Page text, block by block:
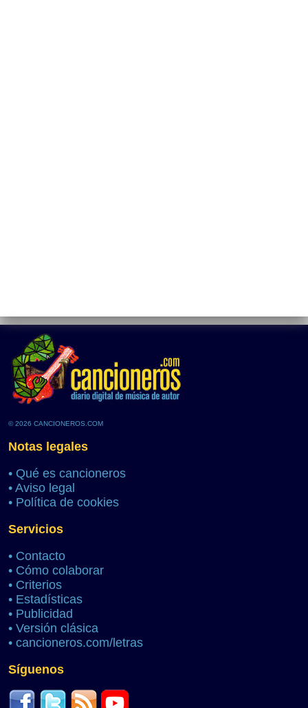
© 2026 CANCIONEROS.COM
Notas legales
• Qué es cancioneros
• Aviso legal
• Política de cookies
Servicios
• Contacto
• Cómo colaborar
• Criterios
• Estadísticas
• Publicidad
• Versión clásica
• cancioneros.com/letras
Síguenos